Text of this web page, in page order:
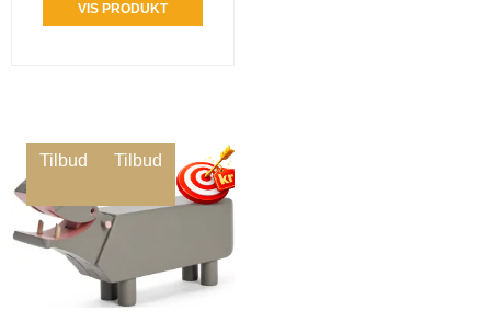
VIS PRODUKT
Tilbud Tilbud